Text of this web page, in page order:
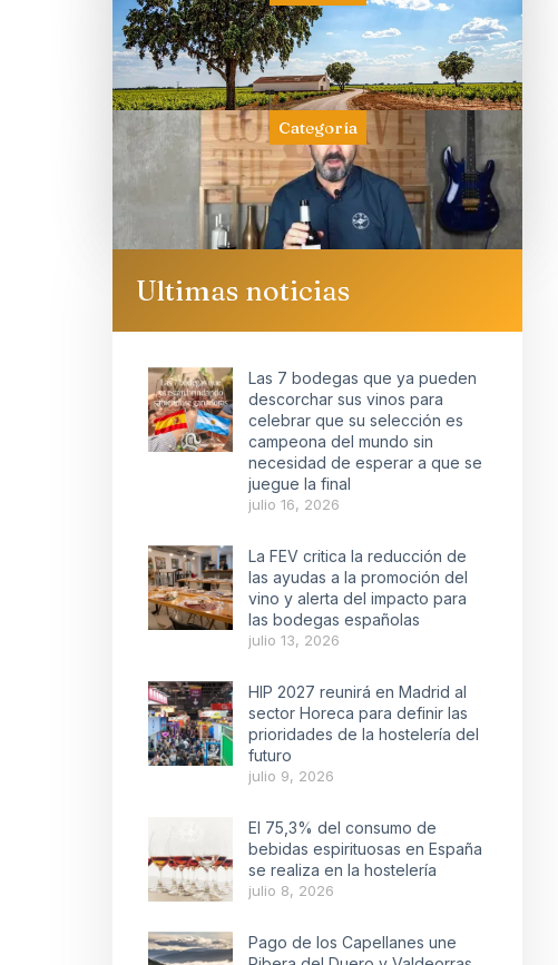
Categoría
Ultimas noticias
Las 7 bodegas que ya pueden
descorchar sus vinos para
celebrar que su selección es
campeona del mundo sin
necesidad de esperar a que se
juegue la final
julio 16, 2026
La FEV critica la reducción de
las ayudas a la promoción del
vino y alerta del impacto para
las bodegas españolas
julio 13, 2026
HIP 2027 reunirá en Madrid al
sector Horeca para definir las
prioridades de la hostelería del
futuro
julio 9, 2026
El 75,3% del consumo de
bebidas espirituosas en España
se realiza en la hostelería
julio 8, 2026
Pago de los Capellanes une